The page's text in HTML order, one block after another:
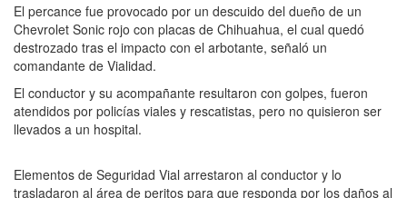
El percance fue provocado por un descuido del dueño de un
Chevrolet Sonic rojo con placas de Chihuahua, el cual quedó
destrozado tras el impacto con el arbotante, señaló un
comandante de Vialidad.
El conductor y su acompañante resultaron con golpes, fueron
atendidos por policías viales y rescatistas, pero no quisieron ser
llevados a un hospital.
Elementos de Seguridad Vial arrestaron al conductor y lo
trasladaron al área de peritos para que responda por los daños al